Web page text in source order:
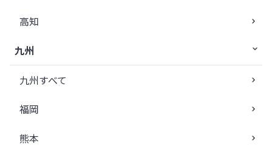
高知
九州
九州すべて
福岡
熊本